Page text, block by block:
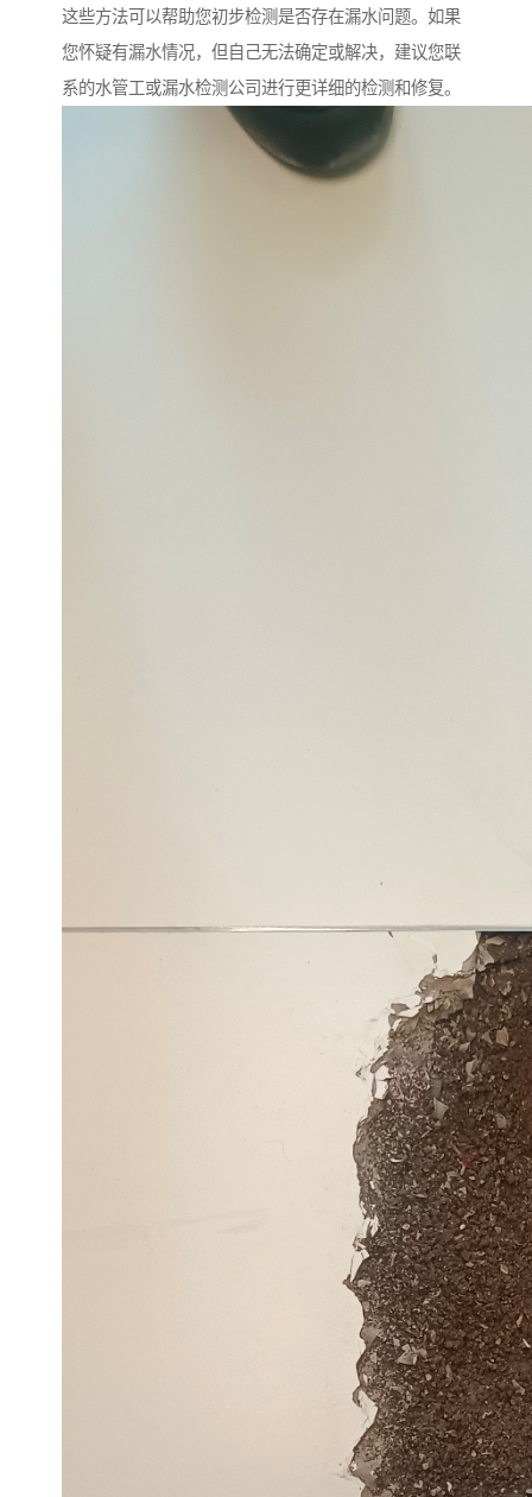
这些方法可以帮助您初步检测是否存在漏水问题。如果
您怀疑有漏水情况，但自己无法确定或解决，建议您联
系的水管工或漏水检测公司进行更详细的检测和修复。